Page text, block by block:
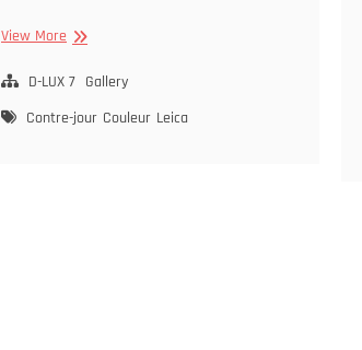
View More #LeicaAtHome
D-LUX 7 Gallery
Contre-jour Couleur Leica